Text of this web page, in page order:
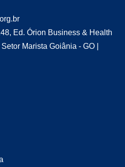
Ed. Órion Business & Health
Marista Goiânia - GO |